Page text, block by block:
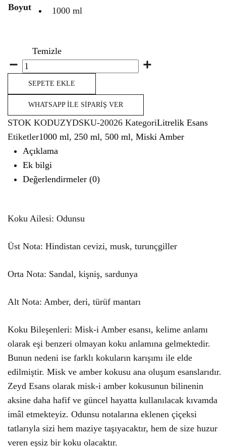
Boyut
1000 ml
Temizle
Miktar
SEPETE EKLE
WHATSAPP İLE SIPARIŞ VER
STOK KODUZYDSKU-20026 KategoriLitrelik Esans
Etiketler1000 ml, 250 ml, 500 ml, Miski Amber
Açıklama
Ek bilgi
Değerlendirmeler (0)
Koku Ailesi: Odunsu
Üst Nota: Hindistan cevizi, musk, turunçgiller
Orta Nota: Sandal, kişniş, sardunya
Alt Nota: Amber, deri, türüf mantarı
Koku Bileşenleri: Misk-i Amber esansı, kelime anlamı
olarak eşi benzeri olmayan koku anlamına gelmektedir.
Bunun nedeni ise farklı kokuların karışımı ile elde
edilmiştir. Misk ve amber kokusu ana oluşum esanslarıdır.
Zeyd Esans olarak misk-i amber kokusunun bilinenin
aksine daha hafif ve güncel hayatta kullanılacak kıvamda
imâl etmekteyiz. Odunsu notalarına eklenen çiçeksi
tatlarıyla sizi hem maziye taşıyacaktır, hem de size huzur
veren eşsiz bir koku olacaktır.